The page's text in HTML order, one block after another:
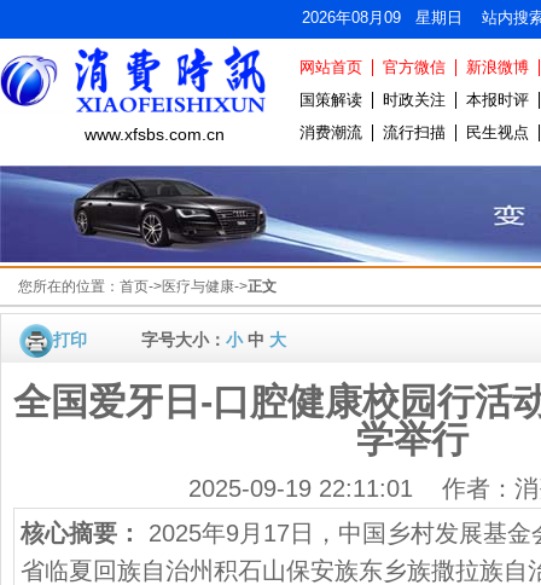
2026年08月09 星期日 站内搜
www.xfsbs.com.cn
网站首页 官方微信
新浪微博
国策解读
时政关注
本报时评
消费潮流
流行扫描 民生视点
您所在的位置： 首页->医疗与健康->正文
打印 字号大小： 小中 大
全国爱牙日-口腔健康校园行活
学举行
2025-09-19 22:11:01 作者：消
核心摘要：
2025年9月17日，中国乡村发展基
省临夏回族自治州积石山保安族东乡族撒拉族自